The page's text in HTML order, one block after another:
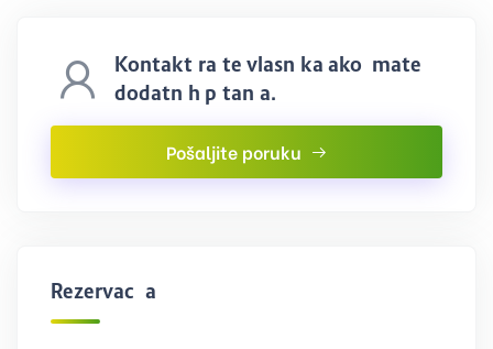
Kontaktirajte vlasnika ako imate
dodatnih pitanja.
Pošaljite poruku
Rezervacija